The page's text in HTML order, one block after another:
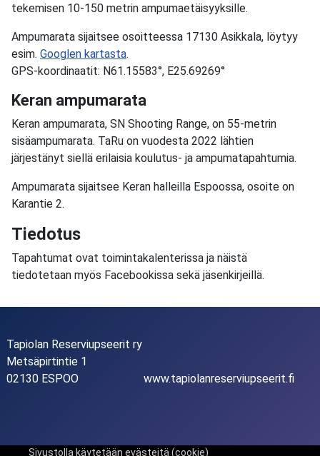
tekemisen 10-150 metrin ampumaetäisyyksille.
Ampumarata sijaitsee osoitteessa 17130 Asikkala, löytyy
esim. Googlen kartasta.
GPS-koordinaatit: N61.15583°, E25.69269°
Keran ampumarata
Keran ampumarata, SN Shooting Range, on 55-metrin
sisäampumarata. TaRu on vuodesta 2022 lähtien
järjestänyt siellä erilaisia koulutus- ja ampumatapahtumia.
Ampumarata sijaitsee Keran halleilla Espoossa, osoite on
Karantie 2.
Tiedotus
Tapahtumat ovat toimintakalenterissa ja näistä
tiedotetaan myös Facebookissa sekä jäsenkirjeillä.
Tapiolan Reserviupseerit ry
Metsäpirtintie 1
02130 ESPOO
www.tapiolanreserviupseerit.fi
Sivustolla käytetään evästeitä (cookie)